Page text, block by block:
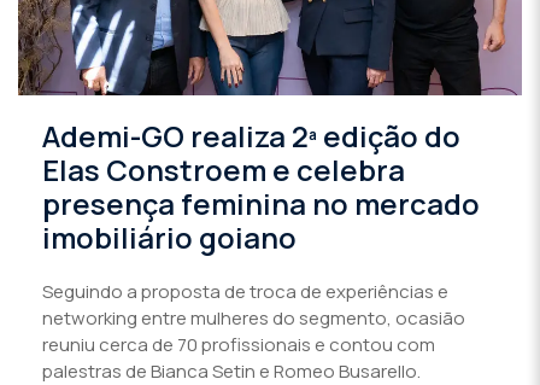
Ademi-GO realiza 2ª edição do
Elas Constroem e celebra
presença feminina no mercado
imobiliário goiano
Seguindo a proposta de troca de experiências e
networking entre mulheres do segmento, ocasião
reuniu cerca de 70 profissionais e contou com
palestras de Bianca Setin e Romeo Busarello.